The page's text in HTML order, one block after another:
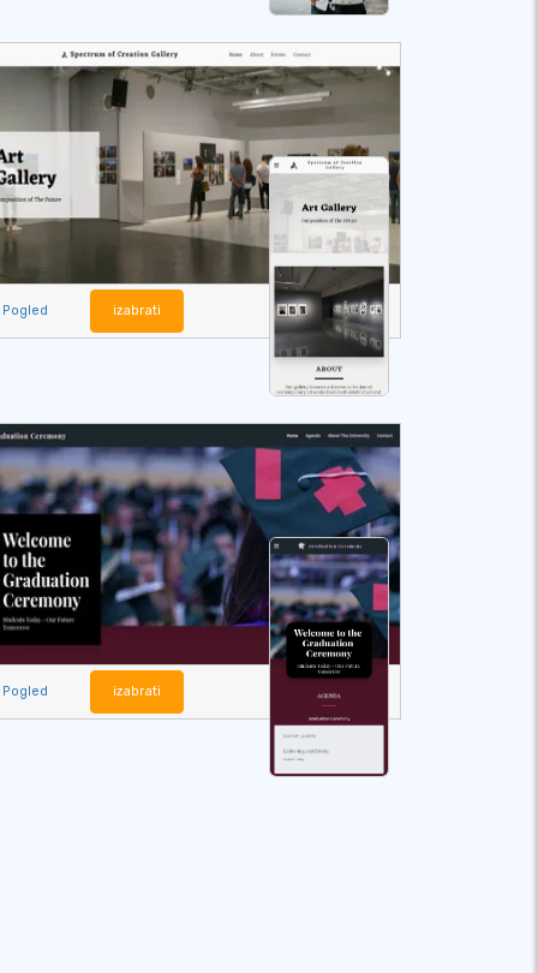
Pogled izabrati
Pogled izabrati